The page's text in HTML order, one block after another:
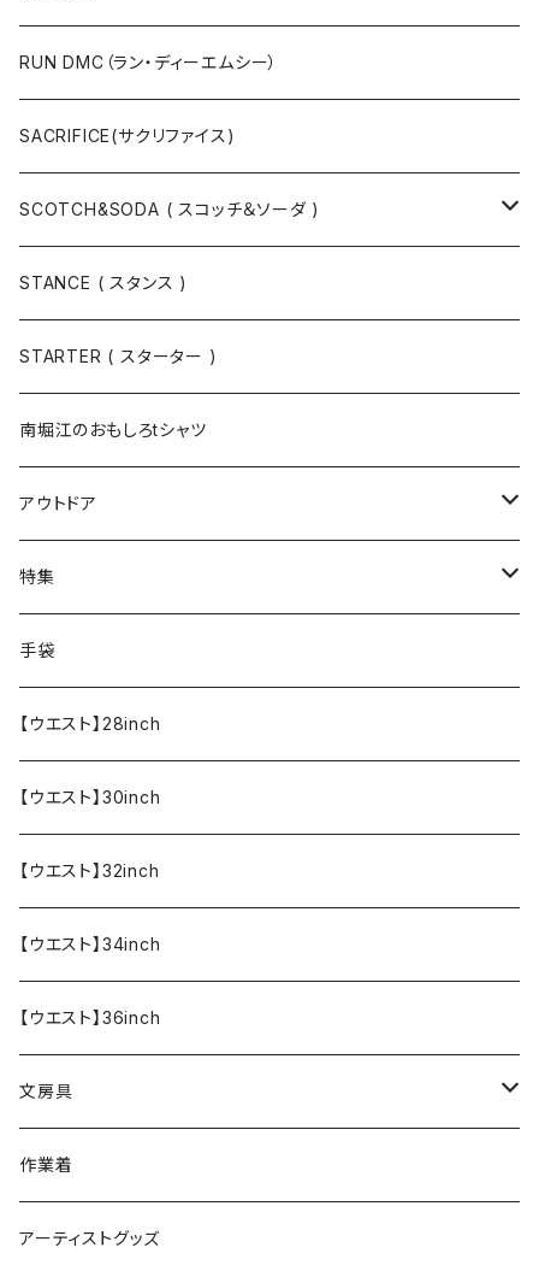
ニットキャップ / ビーニー
ベルト / サスペンダー
キャップ
シューズ
ニット
スウェット
Tシャツ / カットソー
半袖
長袖
手袋
ソックス
Tシャツ・カットソー
RUN DMC（ラン・ディーエムシー）
SACRIFICE(サクリファイス)
SCOTCH&SODA ( スコッチ＆ソーダ )
トップス
ボトムス
アウター
STANCE ( スタンス )
STARTER ( スターター )
南堀江のおもしろtシャツ
アウトドア
寝具・寝袋・ブランケット
食器・調理器具
エプロン
特集
メール便送料無料★オリジナルT
半袖Tシャツ
OUTLET!!!!!
手袋
【ウエスト】28inch
【ウエスト】30inch
【ウエスト】32inch
【ウエスト】34inch
【ウエスト】36inch
文房具
ペンケース
作業着
アーティストグッズ